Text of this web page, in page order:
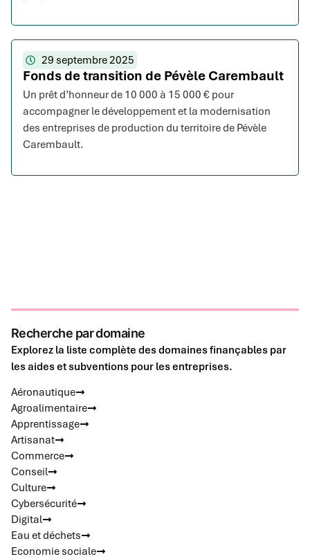
29 septembre 2025
Fonds de transition de Pévèle Carembault
Un prêt d’honneur de 10 000 à 15 000 € pour
accompagner le développement et la modernisation
des entreprises de production du territoire de Pévèle
Carembault.
Recherche par domaine
Explorez la liste complète des domaines finançables par
les aides et subventions pour les entreprises.
Aéronautique
Agroalimentaire
Apprentissage
Artisanat
Commerce
Conseil
Culture
Cybersécurité
Digital
Eau et déchets
Economie sociale